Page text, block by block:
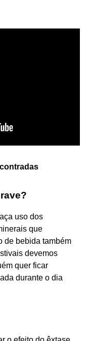
uso dos
que
de bebida também
devemos
quer ficar
durante o dia